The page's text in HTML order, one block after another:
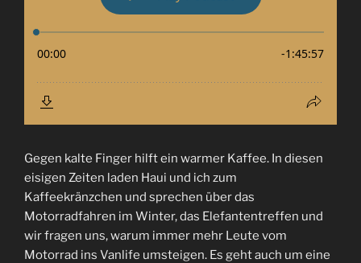
Gegen kalte Finger hilft ein warmer Kaffee. In diesen
eisigen Zeiten laden Haui und ich zum
Kaffeekränzchen und sprechen über das
Motorradfahren im Winter, das Elefantentreffen und
wir fragen uns, warum immer mehr Leute vom
Motorrad ins Vanlife umsteigen. Es geht auch um eine